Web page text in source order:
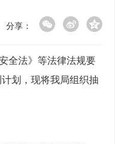
分享：
全法》等法律法规要
划，现将我局组织抽